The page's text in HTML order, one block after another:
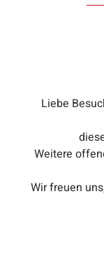
Liebe
Weitere
Wir freuen